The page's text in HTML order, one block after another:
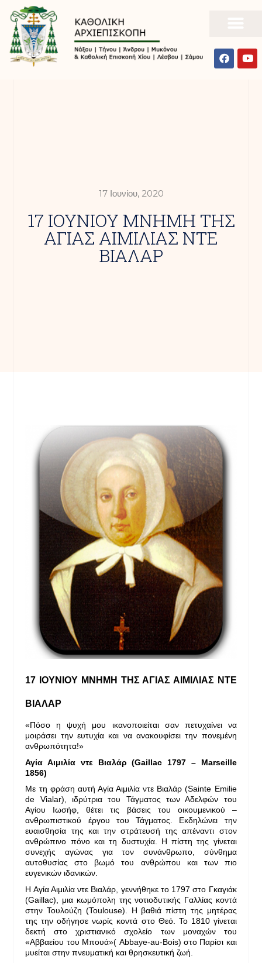
17 Ιουνίου, 2020
17 ΙΟΥΝΙΟΥ ΜΝΗΜΗ ΤΗΣ
ΑΓΙΑΣ ΑΙΜΙΛΙΑΣ ΝΤΕ
ΒΙΑΛΑΡ
17 ΙΟΥΝΙΟΥ ΜΝΗΜΗ ΤΗΣ ΑΓΙΑΣ ΑΙΜΙΛΙΑΣ ΝΤΕ
ΒΙΑΛΑΡ
«Πόσο η ψυχή μου ικανοποιείται σαν πετυχαίνει να
μοιράσει την ευτυχία και να ανακουφίσει την πονεμένη
ανθρωπότητα!»
Αγία Αιμιλία ντε Βιαλάρ (Gaillac 1797 – Marseille
1856)
Με τη φράση αυτή Αγία Αιμιλία ντε Βιαλάρ (Sainte Emilie
de Vialar), ιδρύτρια του Τάγματος των Αδελφών του
Αγίου Ιωσήφ, θέτει τις βάσεις του οικουμενικού –
ανθρωπιστικού έργου του Τάγματος. Εκδηλώνει την
ευαισθησία της και την στράτευσή της απέναντι στον
ανθρώπινο πόνο και τη δυστυχία. Η πίστη της γίνεται
συνεχής αγώνας για τον συνάνθρωπο, σύνθημα
αυτοθυσίας στο βωμό του ανθρώπου και των πιο
ευγενικών ιδανικών.
Η Αγία Αιμιλία ντε Βιαλάρ, γεννήθηκε το 1797 στο Γκαγιάκ
(Gaillac), μια κωμόπολη της νοτιοδυτικής Γαλλίας κοντά
στην Τουλούζη (Toulouse). Η βαθιά πίστη της μητέρας
της την οδήγησε νωρίς κοντά στο Θεό. Το 1810 γίνεται
δεκτή στο χριστιανικό σχολείο των μοναχών του
«Αββαείου του Μπουά»( Abbaye-au-Bois) στο Παρίσι και
μυείται στην πνευματική και θρησκευτική ζωή.